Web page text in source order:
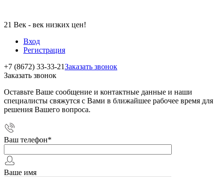
21 Век - век низких цен!
Вход
Регистрация
+7 (8672) 33-33-21Заказать звонок
Заказать звонок
Оставьте Ваше сообщение и контактные данные и наши
специалисты свяжутся с Вами в ближайшее рабочее время для
решения Вашего вопроса.
Ваш телефон*
Ваше имя